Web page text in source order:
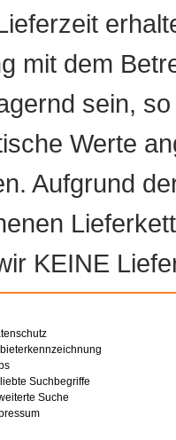
mit dem
sein,
Werte
Aufgrund
KEINE
Suchbegriffe
Suche